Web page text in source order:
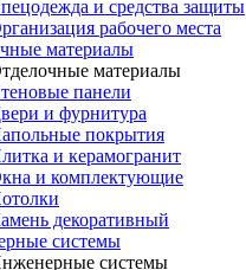
и средства защиты
рабочего места
материалы
материалы
панели
и фурнитура
покрытия
и керамогранит
и комплектующие
декоративный
системы
системы